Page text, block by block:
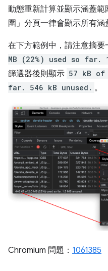
動態重新計算並顯示涵蓋
圍」 分頁一律會顯示所有涵
在下方範例中，請注意摘要
MB (22%) used so far.
篩選器後則顯示 57 kB of
far. 546 kB unused. 。
Chromium 問題： 1061385